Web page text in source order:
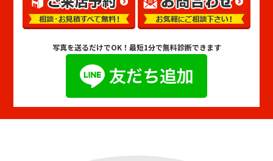
写真を送るだけでOK！ 最短1分で無料診断できます